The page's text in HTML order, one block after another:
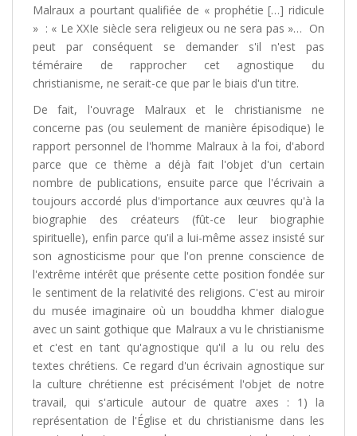
Malraux a pourtant qualifiée de « prophétie […] ridicule
» : « Le XXIe siècle sera religieux ou ne sera pas »… On
peut par conséquent se demander s'il n'est pas
téméraire de rapprocher cet agnostique du
christianisme, ne serait-ce que par le biais d'un titre.
De fait, l'ouvrage Malraux et le christianisme ne
concerne pas (ou seulement de manière épisodique) le
rapport personnel de l'homme Malraux à la foi, d'abord
parce que ce thème a déjà fait l'objet d'un certain
nombre de publications, ensuite parce que l'écrivain a
toujours accordé plus d'importance aux œuvres qu'à la
biographie des créateurs (fût-ce leur biographie
spirituelle), enfin parce qu'il a lui-même assez insisté sur
son agnosticisme pour que l'on prenne conscience de
l'extrême intérêt que présente cette position fondée sur
le sentiment de la relativité des religions. C'est au miroir
du musée imaginaire où un bouddha khmer dialogue
avec un saint gothique que Malraux a vu le christianisme
et c'est en tant qu'agnostique qu'il a lu ou relu des
textes chrétiens. Ce regard d'un écrivain agnostique sur
la culture chrétienne est précisément l'objet de notre
travail, qui s'articule autour de quatre axes : 1) la
représentation de l'Église et du christianisme dans les